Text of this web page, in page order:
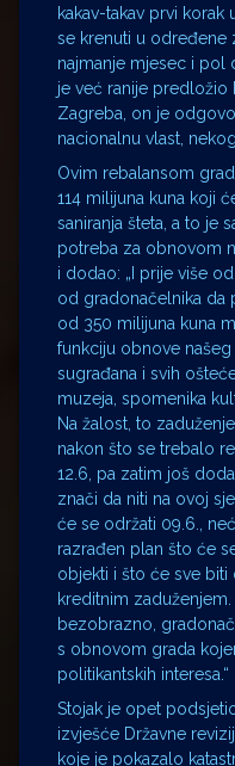
kakav-takav prvi
se krenuti u određene
najmanje mjesec i pol
je već ranije
Zagreba, on je
nacionalnu vlast,
Ovim rebalansom
114 milijuna kuna koji
saniranja šteta, a to je
potreba za obnovom
i dodao: „I prije više
od gradonačelnika da
od 350 milijuna kuna
funkciju obnove našeg
sugrađana i svih
muzeja, spomenika
Na žalost, to
nakon što se trebalo
12.6, pa zatim još
znači da niti na ovoj
će se održati 09.6.,
razrađen plan što će
objekti i što će sve
kreditnim
bezobrazno,
s obnovom grada
politikantskih interesa.“
Stojak je opet
izvješće Državne
koje je pokazalo